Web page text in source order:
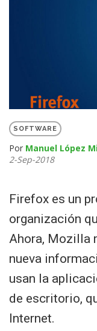
SOFTWARE
Por Manuel López
2-Sep-2018
Firefox es un
organización
Ahora, Mozilla
nueva
usan la
de escritorio,
Internet.